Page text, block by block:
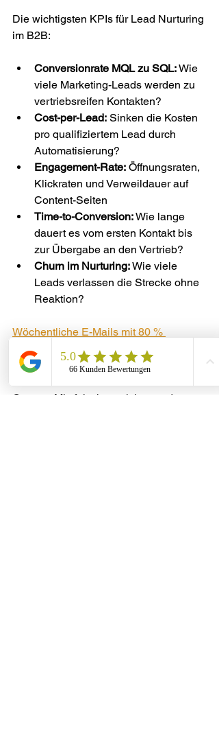
Die wichtigsten KPIs für Lead Nurturing
im B2B:
Conversionrate MQL zu SQL: Wie
viele Marketing-Leads werden zu
vertriebsreifen Kontakten?
Cost-per-Lead: Sinken die Kosten
pro qualifiziertem Lead durch
Automatisierung?
Engagement-Rate: Öffnungsraten,
Klickraten und Verweildauer auf
Content-Seiten
Time-to-Conversion: Wie lange
dauert es vom ersten Kontakt bis
zur Übergabe an den Vertrieb?
Churn im Nurturing: Wie viele
Leads verlassen die Strecke ohne
Reaktion?
Wöchentliche E-Mails mit 80 %
edukativem Content
und klaren Exit-
Kriterien bei Inaktivität steigern die
Content-Mix falsch gewichtet und zu